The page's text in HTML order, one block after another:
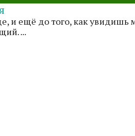
и ещё до того, как увидишь
...